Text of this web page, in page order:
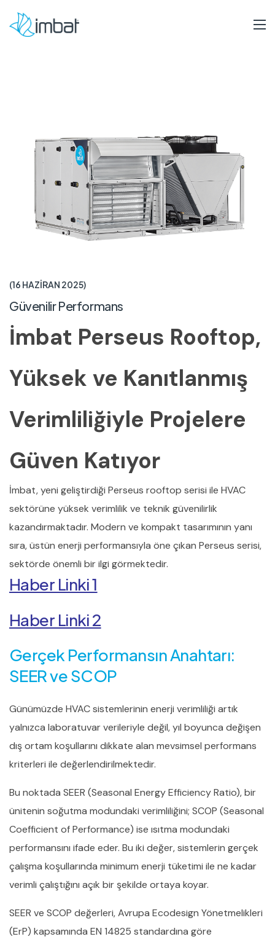
16 HAZIRAN 2025
Güvenilir Performans
İmbat Perseus Rooftop,
Yüksek ve Kanıtlanmış
Verimliliğiyle Projelere
Güven Katıyor
İmbat, yeni geliştirdiği Perseus rooftop serisi ile HVAC
sektörüne yüksek verimlilik ve teknik güvenilirlik
kazandırmaktadır. Modern ve kompakt tasarımının yanı
sıra, üstün enerji performansıyla öne çıkan Perseus serisi,
sektörde önemli bir ilgi görmektedir.
Haber Linki 1
Haber Linki 2
Gerçek Performansın Anahtarı:
SEER ve SCOP
Günümüzde HVAC sistemlerinin enerji verimliliği artık
yalnızca laboratuvar verileriyle değil, yıl boyunca değişen
dış ortam koşullarını dikkate alan mevsimsel performans
kriterleri ile değerlendirilmektedir.
Bu noktada SEER (Seasonal Energy Efficiency Ratio), bir
ünitenin soğutma modundaki verimliliğini; SCOP (Seasonal
Coefficient of Performance) ise ısıtma modundaki
performansını ifade eder. Bu iki değer, sistemlerin gerçek
çalışma koşullarında minimum enerji tüketimi ile ne kadar
verimli çalıştığını açık bir şekilde ortaya koyar.
SEER ve SCOP değerleri, Avrupa Ecodesign Yönetmelikleri
(ErP) kapsamında EN 14825 standardına göre